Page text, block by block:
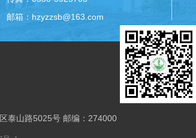
邮箱：hzyzzsb@163.com
泰山路5025号 邮编：274000